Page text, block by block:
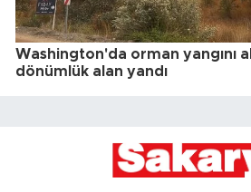
Washington'da orman yangını
dönümlük alan yandı